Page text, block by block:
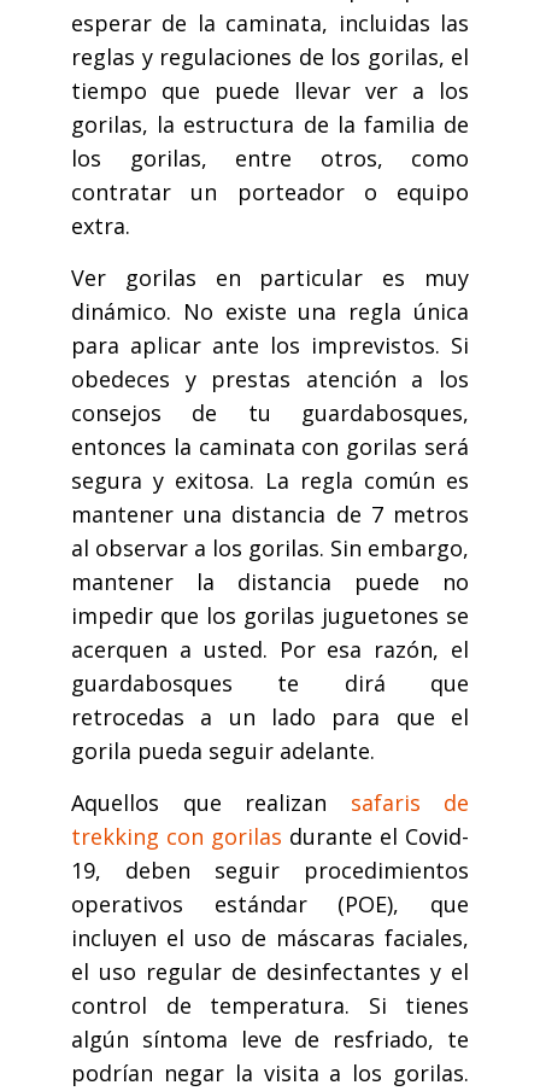
esperar de la caminata, incluidas las
reglas y regulaciones de los gorilas, el
tiempo que puede llevar ver a los
gorilas, la estructura de la familia de
los gorilas, entre otros, como
contratar un porteador o equipo
extra.
Ver gorilas en particular es muy
dinámico. No existe una regla única
para aplicar ante los imprevistos. Si
obedeces y prestas atención a los
consejos de tu guardabosques,
entonces la caminata con gorilas será
segura y exitosa. La regla común es
mantener una distancia de 7 metros
al observar a los gorilas. Sin embargo,
mantener la distancia puede no
impedir que los gorilas juguetones se
acerquen a usted. Por esa razón, el
guardabosques te dirá que
retrocedas a un lado para que el
gorila pueda seguir adelante.
Aquellos que realizan safaris de
trekking con gorilas durante el Covid-
19, deben seguir procedimientos
operativos estándar (POE), que
incluyen el uso de máscaras faciales,
el uso regular de desinfectantes y el
control de temperatura. Si tienes
algún síntoma leve de resfriado, te
podrían negar la visita a los gorilas.